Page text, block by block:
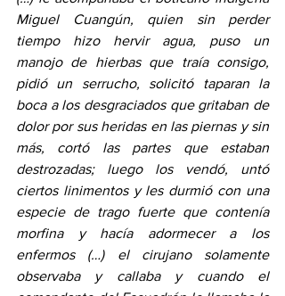
Miguel Cuangún, quien sin perder
tiempo hizo hervir agua, puso un
manojo de hierbas que traía consigo,
pidió un serrucho, solicitó taparan la
boca a los desgraciados que gritaban de
dolor por sus heridas en las piernas y sin
más, cortó las partes que estaban
destrozadas; luego los vendó, untó
ciertos linimentos y les durmió con una
especie de trago fuerte que contenía
morfina y hacía adormecer a los
enfermos (…) el cirujano solamente
observaba y callaba y cuando el